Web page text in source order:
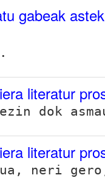
gabeak
literatur
dok
literatur
neri